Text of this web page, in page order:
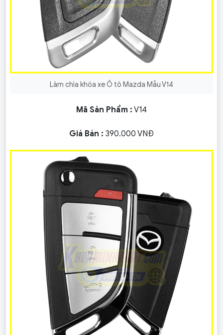
Làm chìa khóa xe Ô tô Mazda Mẫu V14
Mã Sản Phẩm : V14
Giá Bán : 390.000 VNĐ